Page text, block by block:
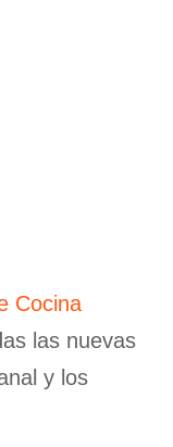
Cocina
las nuevas
y los